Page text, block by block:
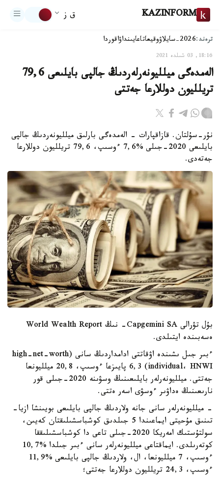
KAZINFORM ق ز
ترەند:2026-سايلاۋ وقيعاتاعايىنداۋاقوردا
18:16, 03 شىلدە 2021
الەمدەگى ميلليونەرلەردىڭ جالپى بايلىعى 79,6
تريلليون دوللارعا جەتتى
نۇر-سۇلتان. قازاقپارات - الەمدەگى بارلىق ميلليونەردىڭ جالپى
بايلىعى 2020-جىلى %7,6 ءوسىپ، 79,6 تريلليون دوللارعا
جەتەدى.
بۇل تۋرالى Capgemini SA- نىڭ World Wealth Report
ەسەبىندە ايتىلدى.
ءبىر جىل ىشىندە اۋقاتتى ادامداردىڭ سانى (high-net-worth
individual، HNWI) 6,3 پايىزعا ءوسىپ، 20,8 ميلليونعا
جەتتى. ميلليونەرلەر بايلىعىنىڭ وسۋىنە 2020-جىلى قور
نارىعىنىڭ ەداۋىر ءوسۋى اسەر ەتتى.
- ميلليونەرلەر سانى جانە ولاردىڭ جالپى بايلىعى بويىنشا ازيا-
تىنىق مۇحيتى ايماعىندا 5 جىلدىق كوشباسشىلىقتان كەيىن،
سولتۇستىك امەريكا 2020-جىلى تاعى دا كوشباسشىلىققا
كوتەرىلدى. ايماقتاعى ميلليونەرلەر سانى ءبىر جىلدا %10,7
ءوسىپ، 7 ميلليونعا، ال، ولاردىڭ جالپى بايلىعى %11,9
ءوسىپ، 24,3 تريلليون دوللارعا جەتتى؛